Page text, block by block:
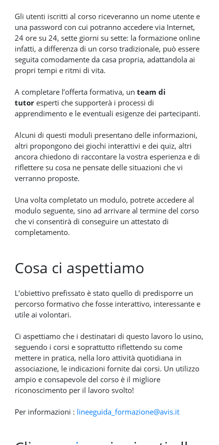
Gli utenti iscritti al corso riceveranno un nome utente e
una password con cui potranno accedere via Internet,
24 ore su 24, sette giorni su sette: la formazione online
infatti, a differenza di un corso tradizionale, può essere
seguita comodamente da casa propria, adattandola ai
propri tempi e ritmi di vita.
A completare l’offerta formativa, un team di
tutor esperti che supporterà i processi di
apprendimento e le eventuali esigenze dei partecipanti.
Alcuni di questi moduli presentano delle informazioni,
altri propongono dei giochi interattivi e dei quiz, altri
ancora chiedono di raccontare la vostra esperienza e di
riflettere su cosa ne pensate delle situazioni che vi
verranno proposte.
Una volta completato un modulo, potrete accedere al
modulo seguente, sino ad arrivare al termine del corso
che vi consentirà di conseguire un attestato di
completamento.
Cosa ci aspettiamo
L’obiettivo prefissato è stato quello di predisporre un
percorso formativo che fosse interattivo, interessante e
utile ai volontari.
Ci aspettiamo che i destinatari di questo lavoro lo usino,
seguendo i corsi e soprattutto riflettendo su come
mettere in pratica, nella loro attività quotidiana in
associazione, le indicazioni fornite dai corsi. Un utilizzo
ampio e consapevole del corso è il migliore
riconoscimento per il lavoro svolto!
Per informazioni : lineeguida_formazione@avis.it